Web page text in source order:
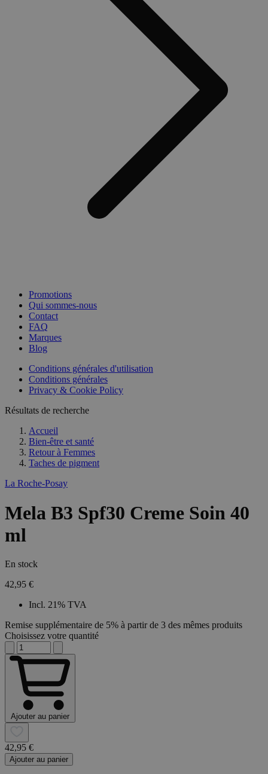
Promotions
Qui sommes-nous
Contact
FAQ
Marques
Blog
Conditions générales d'utilisation
Conditions générales
Privacy & Cookie Policy
Résultats de recherche
Accueil
Bien-être et santé
Retour à Femmes
Taches de pigment
La Roche-Posay
Mela B3 Spf30 Creme Soin 40
ml
En stock
42,95 €
Incl. 21% TVA
Remise supplémentaire de 5% à partir de 3 des mêmes produits
Choisissez votre quantité
Ajouter au panier
42,95 €
Ajouter au panier